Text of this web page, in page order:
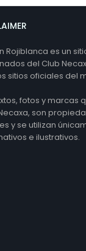
Rojiblanca es un
del Club
sitios oficiales del
fotos y marcas
son
y se utilizan
e ilustrativos.